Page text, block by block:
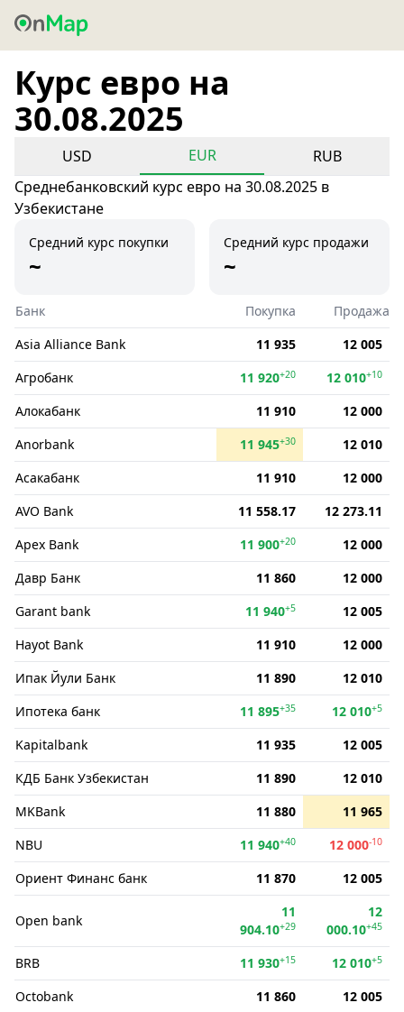
Курс евро на
30.08.2025
USD EUR
RUB
Среднебанковский курс евро на 30.08.2025 в
Узбекистане
Средний курс покупки
~
Средний курс продажи
~
Банк Покупка
Продажа
Asia Alliance Bank
11 935
12 005
Агробанк
11 920+20 12 010+10
Алокабанк 11 910
12 000
Anorbank
11 945+30
12 010
Асакабанк
11 910
12 000
AVO Bank
11 558.17
12 273.11
Apex Bank
11 900+20
12 000
Давр Банк
11 860
12 000
Garant bank
11 940+5
12 005
Hayot Bank
11 910
12 000
Ипак Йули Банк
11 890
12 010
Ипотека банк
11 895+35 12 010+5
Kapitalbank 11 935
12 005
КДБ Банк Узбекистан
11 890
12 010
MKBank
11 880
11 965
NBU
11 940+40 12 000-10
Ориент Финанс банк 11 870 12 005
Open bank
11
904.10+29
12
000.10+45
BRB 11 930+15 12 010+5
Octobank 11 860
12 005